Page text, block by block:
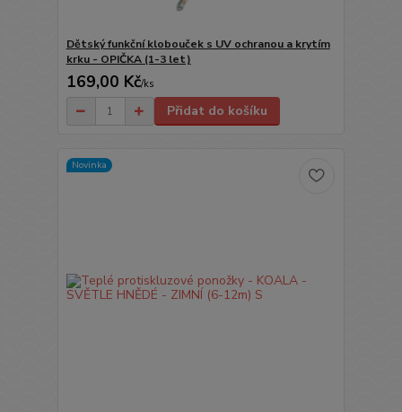
Dětský funkční klobouček s UV ochranou a krytím
krku - OPIČKA (1-3 let)
169,00 Kč/ks
Přidat do košíku
Novinka